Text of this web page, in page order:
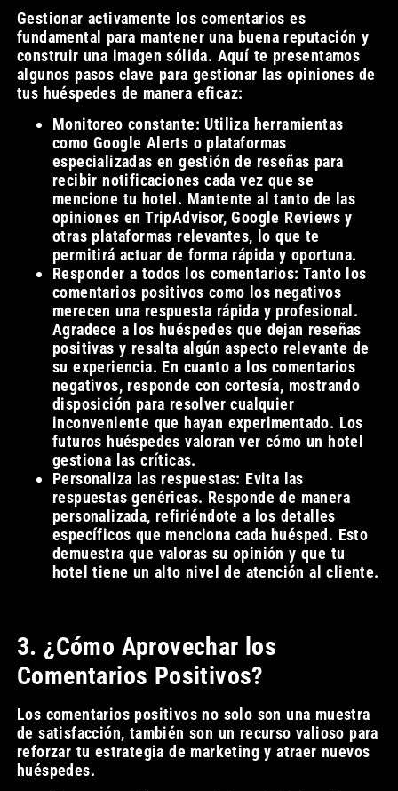
Gestionar activamente los comentarios es
fundamental para mantener una buena reputación y
construir una imagen sólida. Aquí te presentamos
algunos pasos clave para gestionar las opiniones de
tus huéspedes de manera eficaz:
Monitoreo constante: Utiliza herramientas
como Google Alerts o plataformas
especializadas en gestión de reseñas para
recibir notificaciones cada vez que se
mencione tu hotel. Mantente al tanto de las
opiniones en TripAdvisor, Google Reviews y
otras plataformas relevantes, lo que te
permitirá actuar de forma rápida y oportuna.
Responder a todos los comentarios: Tanto los
comentarios positivos como los negativos
merecen una respuesta rápida y profesional.
Agradece a los huéspedes que dejan reseñas
positivas y resalta algún aspecto relevante de
su experiencia. En cuanto a los comentarios
negativos, responde con cortesía, mostrando
disposición para resolver cualquier
inconveniente que hayan experimentado. Los
futuros huéspedes valoran ver cómo un hotel
gestiona las críticas.
Personaliza las respuestas: Evita las
respuestas genéricas. Responde de manera
personalizada, refiriéndote a los detalles
específicos que menciona cada huésped. Esto
demuestra que valoras su opinión y que tu
hotel tiene un alto nivel de atención al cliente.
3. ¿Cómo Aprovechar los
Comentarios Positivos?
Los comentarios positivos no solo son una muestra
de satisfacción, también son un recurso valioso para
reforzar tu estrategia de marketing y atraer nuevos
huéspedes.